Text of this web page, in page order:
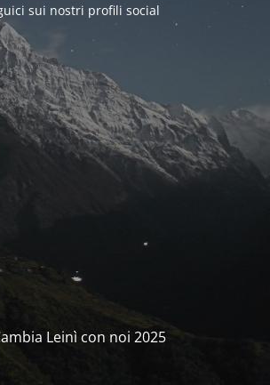
sui nostri profili social
Leinì con noi 2025